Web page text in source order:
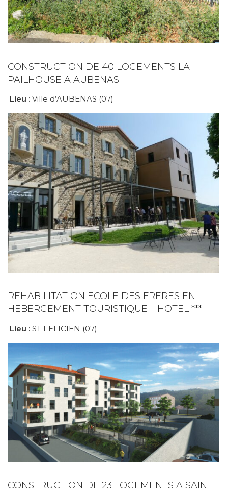
CONSTRUCTION DE 40 LOGEMENTS LA
PAILHOUSE A AUBENAS
Lieu : Ville d’AUBENAS (07)
REHABILITATION ECOLE DES FRERES EN
HEBERGEMENT TOURISTIQUE – HOTEL ***
Lieu : ST FELICIEN (07)
CONSTRUCTION DE 23 LOGEMENTS A SAINT